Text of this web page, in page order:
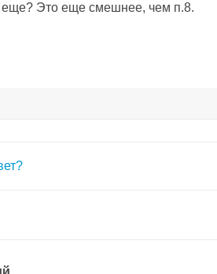
еще? Это еще смешнее, чем п.8.